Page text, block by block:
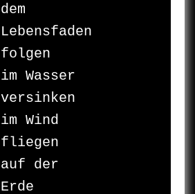
dem
Lebensfaden
folgen
im Wasser
versinken
im Wind
fliegen
auf der
Erde